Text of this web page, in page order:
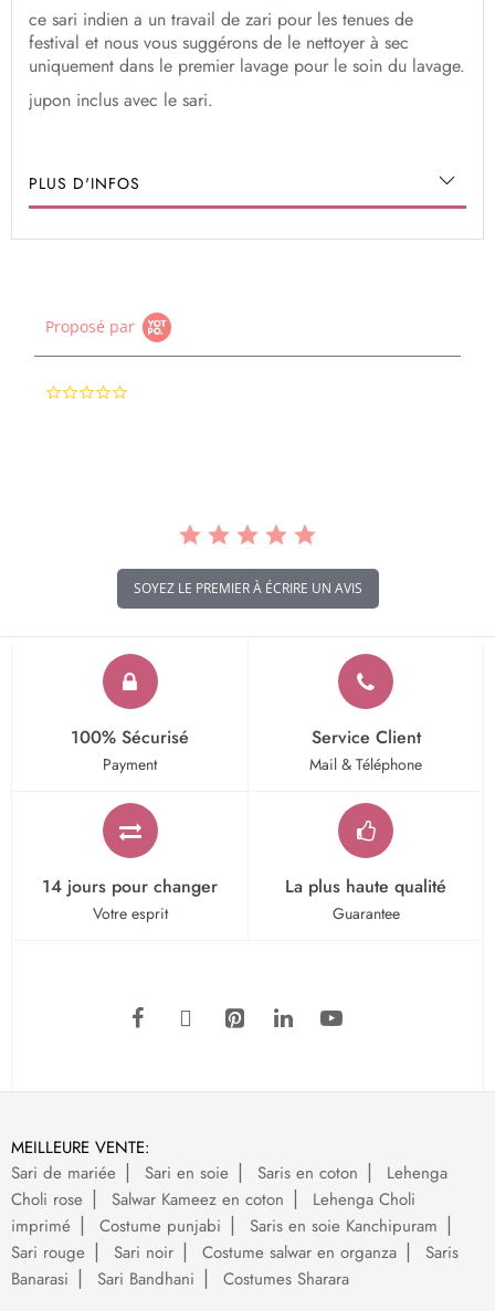
ce sari indien a un travail de zari pour les tenues de
festival et nous vous suggérons de le nettoyer à sec
uniquement dans le premier lavage pour le soin du lavage.
jupon inclus avec le sari.
PLUS D'INFOS
Proposé par
SOYEZ LE PREMIER À ÉCRIRE UN AVIS
100% Sécurisé
Payment
Service Client
Mail & Téléphone
14 jours pour changer
Votre esprit
La plus haute qualité
Guarantee
MEILLEURE VENTE:
Sari de mariée
Sari en soie Saris en coton
Lehenga
Choli rose
Salwar Kameez en coton
Lehenga Choli
imprimé
Costume punjabi
Saris en soie Kanchipuram
Sari rouge
Sari noir Costume salwar en organza
Saris
Banarasi
Sari Bandhani
Costumes Sharara